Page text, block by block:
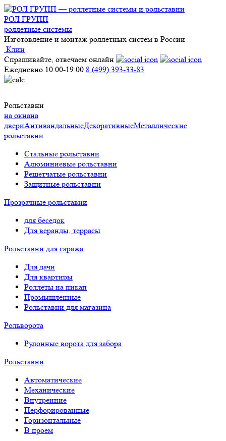
РОЛ ГРУПП
роллетные системы
Изготовление и монтаж роллетных систем в России
Клин
Спрашивайте, отвечаем онлайн
Ежедневно 10:00-19:00 8 (499) 393-33-83
Рольставни
на окнана
двериАнтивандальныеДекоративныеМеталлические
рольставни
Стальные рольставни
Алюминиевые рольставни
Решетчатые рольставни
Защитные рольставни
Прозрачные рольставни
для беседок
Для веранды, террасы
Рольставни для гаража
Для дачи
Для квартиры
Роллеты на пикап
Промышленные
Рольставни для магазина
Рольворота
Рулонные ворота для забора
Рольставни
Автоматические
Механические
Внутренние
Перфорированные
Горизонтальные
В проем